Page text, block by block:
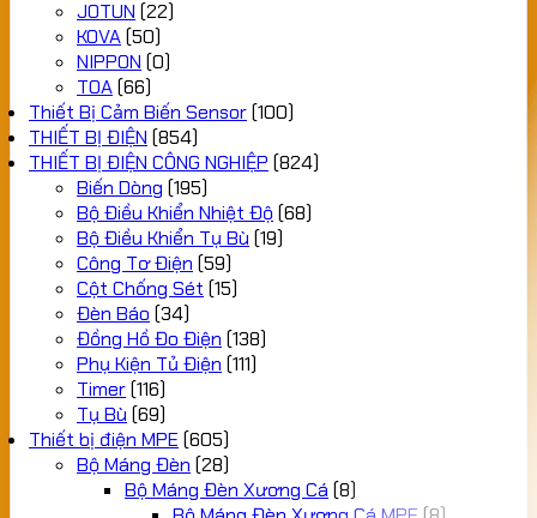
JOTUN (22)
KOVA(50)
NIPPON (0)
TOA(66)
Thiết Bị Cảm Biến Sensor(100)
THIẾT BỊ ĐIỆN (854)
THIẾT BỊ ĐIỆN CÔNG NGHIỆP (824)
Biến Dòng (195)
Bộ Điều Khiển Nhiệt Độ (68)
Bộ Điều Khiển Tụ Bù (19)
Công Tơ Điện (59)
Cột Chống Sét (15)
Đèn Báo (34)
Đồng Hồ Đo Điện (138)
Phụ Kiện Tủ Điện (111)
Timer(116)
Tụ Bù (69)
Thiết bị điện MPE (605)
Bộ Máng Đèn (28)
Bộ Máng Đèn Xương Cá (8)